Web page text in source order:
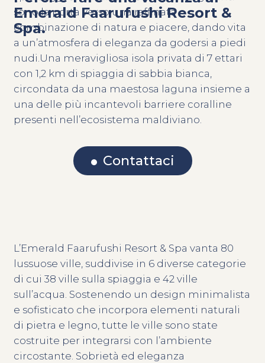
Emerald Faarufushi Resort &
Spa.
sono la porta verso una raffinata
combinazione di natura e piacere, dando vita
a un’atmosfera di eleganza da godersi a piedi
nudi.Una meravigliosa isola privata di 7 ettari
con 1,2 km di spiaggia di sabbia bianca,
circondata da una maestosa laguna insieme a
una delle più incantevoli barriere coralline
presenti nell’ecosistema maldiviano.
Contattaci
L’Emerald Faarufushi Resort & Spa vanta 80
lussuose ville, suddivise in 6 diverse categorie
di cui 38 ville sulla spiaggia e 42 ville
sull’acqua. Sostenendo un design minimalista
e sofisticato che incorpora elementi naturali
di pietra e legno, tutte le ville sono state
costruite per integrarsi con l’ambiente
circostante. Sobrietà ed eleganza